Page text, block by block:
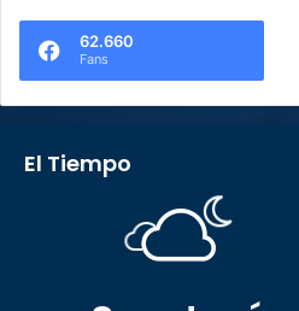
62.660
Fans
El Tiempo